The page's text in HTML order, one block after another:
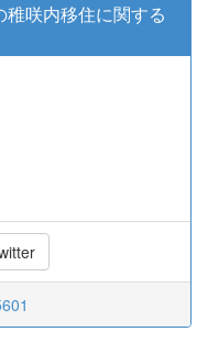
稚咲内移住に関する